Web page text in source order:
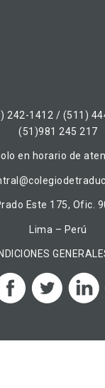
242-1412 / (511)
(51)981 245 217
en horario de
Este 175, Ofic.
Lima – Perú